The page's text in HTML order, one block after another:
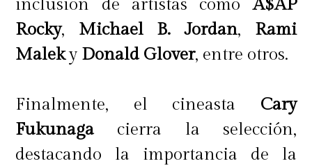
inclusión de artistas comoA$AP
Rocky, Michael B. Jordan, Rami
MalekyDonald Glover, entre otros.
Finalmente, el cineasta Cary
Fukunagacierra la selección,
destacando la importancia de la